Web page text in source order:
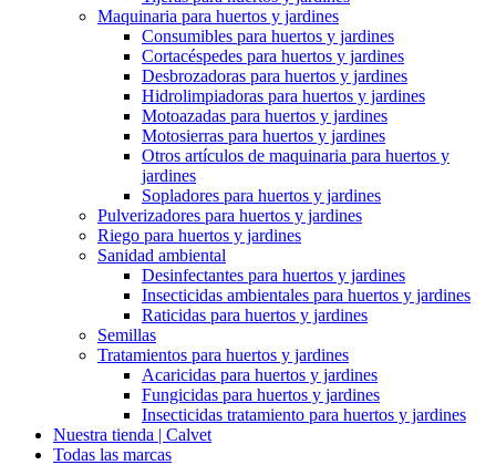
Maquinaria para huertos y jardines
Consumibles para huertos y jardines
Cortacéspedes para huertos y jardines
Desbrozadoras para huertos y jardines
Hidrolimpiadoras para huertos y jardines
Motoazadas para huertos y jardines
Motosierras para huertos y jardines
Otros artículos de maquinaria para huertos y
jardines
Sopladores para huertos y jardines
Pulverizadores para huertos y jardines
Riego para huertos y jardines
Sanidad ambiental
Desinfectantes para huertos y jardines
Insecticidas ambientales para huertos y jardines
Raticidas para huertos y jardines
Semillas
Tratamientos para huertos y jardines
Acaricidas para huertos y jardines
Fungicidas para huertos y jardines
Insecticidas tratamiento para huertos y jardines
Nuestra tienda | Calvet
Todas las marcas